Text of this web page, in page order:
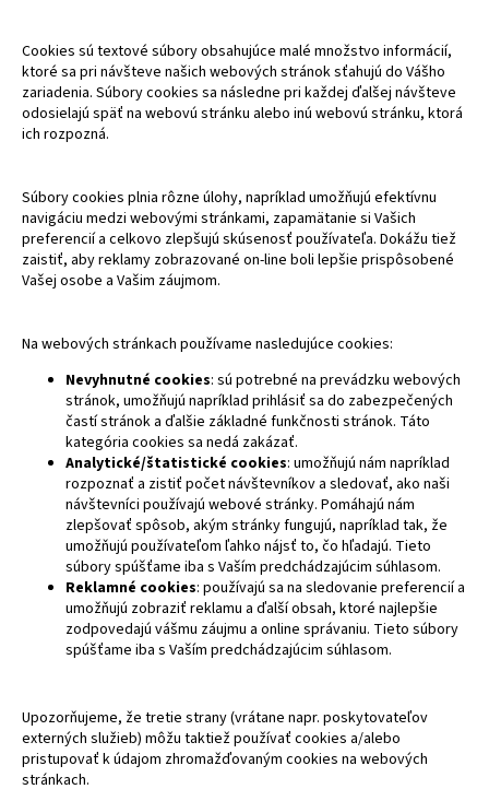
Cookies sú textové súbory obsahujúce malé množstvo informácií,
ktoré sa pri návšteve našich webových stránok sťahujú do Vášho
zariadenia. Súbory cookies sa následne pri každej ďalšej návšteve
odosielajú späť na webovú stránku alebo inú webovú stránku, ktorá
ich rozpozná.
Súbory cookies plnia rôzne úlohy, napríklad umožňujú efektívnu
navigáciu medzi webovými stránkami, zapamätanie si Vašich
preferencií a celkovo zlepšujú skúsenosť používateľa. Dokážu tiež
zaistiť, aby reklamy zobrazované on-line boli lepšie prispôsobené
Vašej osobe a Vašim záujmom.
Na webových stránkach používame nasledujúce cookies:
Nevyhnutné cookies: sú potrebné na prevádzku webových
stránok, umožňujú napríklad prihlásiť sa do zabezpečených
častí stránok a ďalšie základné funkčnosti stránok. Táto
kategória cookies sa nedá zakázať.
Analytické/štatistické cookies: umožňujú nám napríklad
rozpoznať a zistiť počet návštevníkov a sledovať, ako naši
návštevníci používajú webové stránky. Pomáhajú nám
zlepšovať spôsob, akým stránky fungujú, napríklad tak, že
umožňujú používateľom ľahko nájsť to, čo hľadajú. Tieto
súbory spúšťame iba s Vaším predchádzajúcim súhlasom.
Reklamné cookies: používajú sa na sledovanie preferencií a
umožňujú zobraziť reklamu a ďalší obsah, ktoré najlepšie
zodpovedajú vášmu záujmu a online správaniu. Tieto súbory
spúšťame iba s Vaším predchádzajúcim súhlasom.
Upozorňujeme, že tretie strany (vrátane napr. poskytovateľov
externých služieb) môžu taktiež používať cookies a/alebo
pristupovať k údajom zhromažďovaným cookies na webových
stránkach.